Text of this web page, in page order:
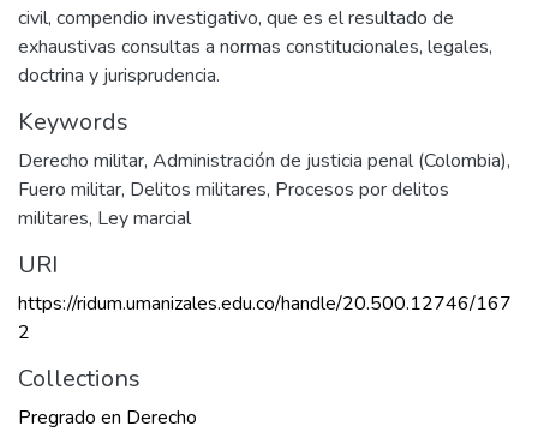
civil, compendio investigativo, que es el resultado de
exhaustivas consultas a normas constitucionales, legales,
doctrina y jurisprudencia.
Keywords
Derecho militar, Administración de justicia penal (Colombia),
Fuero militar, Delitos militares, Procesos por delitos
militares, Ley marcial
URI
https://ridum.umanizales.edu.co/handle/20.500.12746/167
2
Collections
Pregrado en Derecho